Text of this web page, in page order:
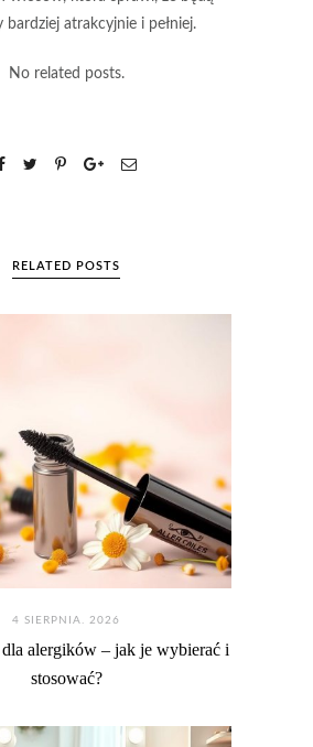
bardziej atrakcyjnie i pełniej.
No related posts.
RELATED POSTS
4 SIERPNIA. 2026
dla alergików – jak je wybierać i
stosować?